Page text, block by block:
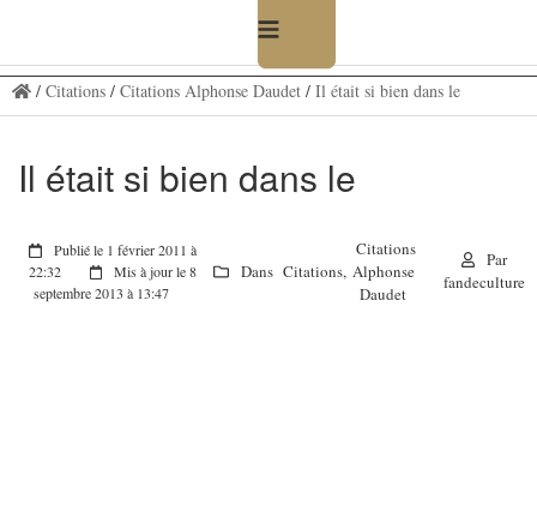
/ Citations/ Citations Alphonse Daudet/ Il était si bien dans le
Il était si bien dans le
Publié le 1 février 2011 à
22:32
Mis à jour le 8
septembre 2013 à 13:47
Dans Citations,
Citations
Alphonse
Daudet
Par
fandeculture